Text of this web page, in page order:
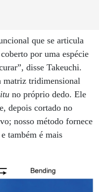
que se articula
por uma espécie
disse Takeuchi.
matriz tridimensional
no próprio dedo. Ele
depois cortado no
nosso método fornece
também é mais